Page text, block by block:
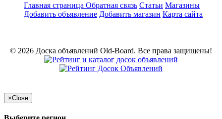
Главная страница Обратная связь Статьи Магазины
Добавить объявление Добавить магазин Карта сайта
© 2026 Доска объявлений Old-Board. Все права защищены!
×Close